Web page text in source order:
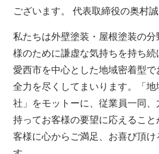
ございます。 代表取締役の奥村誠
私たちは外壁塗装・屋根塗装の
様のために謙虚な気持ちを持ち続
愛西市を中心とした地域密着型
全力を尽くしてまいります。「
社」をモットーに、従業員一同
持ってお客様の要望に応えるこ
客様に心からご満足、お喜び頂け